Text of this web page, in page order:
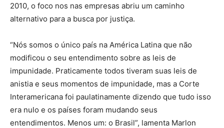
2010, o foco nos nas empresas abriu um caminho
alternativo para a busca por justiça.
“Nós somos o único país na América Latina que não
modificou o seu entendimento sobre as leis de
impunidade. Praticamente todos tiveram suas leis de
anistia e seus momentos de impunidade, mas a Corte
Interamericana foi paulatinamente dizendo que tudo isso
era nulo e os países foram mudando seus
entendimentos. Menos um: o Brasil”, lamenta Marlon